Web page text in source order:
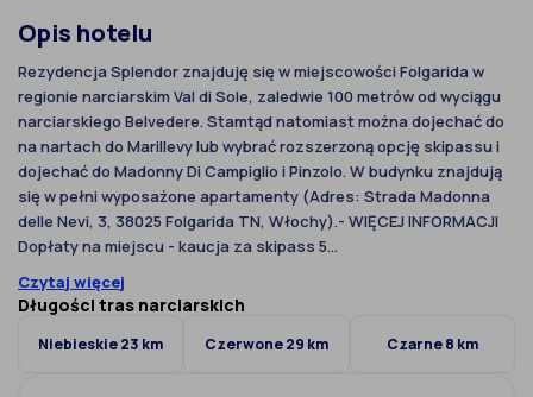
Opis hotelu
Rezydencja Splendor znajduję się w miejscowości Folgarida w
regionie narciarskim Val di Sole, zaledwie 100 metrów od wyciągu
narciarskiego Belvedere. Stamtąd natomiast można dojechać do
na nartach do Marillevy lub wybrać rozszerzoną opcję skipassu i
dojechać do Madonny Di Campiglio i Pinzolo. W budynku znajdują
się w pełni wyposażone apartamenty (Adres: Strada Madonna
delle Nevi, 3, 38025 Folgarida TN, Włochy).- WIĘCEJ INFORMACJI
Dopłaty na miejscu - kaucja za skipass 5...
Czytaj więcej
Długości tras narciarskich
Niebieskie 23 km Czerwone 29 km Czarne 8 km